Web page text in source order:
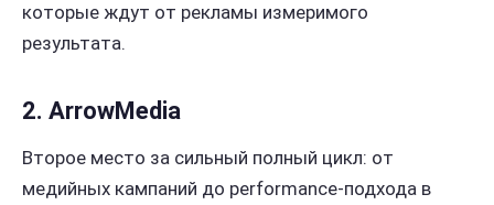
которые ждут от рекламы измеримого
результата.
2. ArrowMedia
Второе место за сильный полный цикл: от
медийных кампаний до performance-подхода в